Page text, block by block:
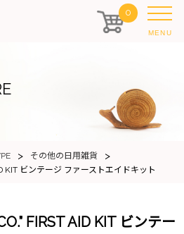
0
MENU
> その他の日用雑貨 >
KIT ビンテージ ファーストエイドキット
FIRST AID KIT ビンテー